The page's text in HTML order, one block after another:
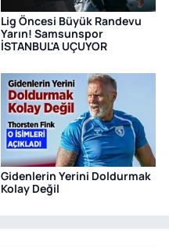
Lig Öncesi Büyük Randevu
Yarın! Samsunspor
İSTANBUL'A UÇUYOR
Gidenlerin Yerini Doldurmak
Kolay Değil